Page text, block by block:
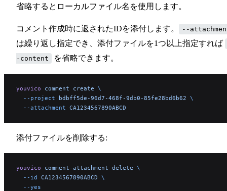
省略するとローカルファイル名を使用します。
コメント作成時に返されたIDを添付します。 --
は繰り返し指定でき、添付ファイルを1つ以上指定すれば
-content を省略できます。
youvico comment create \
  --project
bdbff5de-96d7-468f-9db0-85fe28bd6b62 \
  --attachment
CA1234567890ABCD
添付ファイルを削除する:
youvico comment-attachment delete \
  --id
CA1234567890ABCD \
  --yes